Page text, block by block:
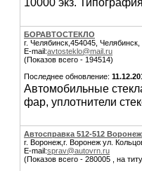
БОРАВТОСТЕКЛО
г. Челябинск,454045,
E-mail:avtosteklo@mail.ru
(Показов всего - 194514)
Последнее обновление:
Автомобильные
фар, уплотнители
Автосправка 512-512 Воронеж
г. Воронеж,г. Воронеж ул.
E-mail:sprav@autovrn.ru
(Показов всего - 280005 , на